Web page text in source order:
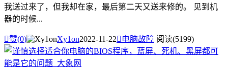
我送过来了，但我却在家，最后第二天又送来修的。 见到机
器的时候...
赞(0) Xy1on2022-11-22 电脑故障 阅读(5199)